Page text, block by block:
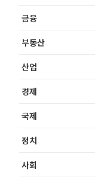
금융
부동산
산업
경제
국제
정치
사회